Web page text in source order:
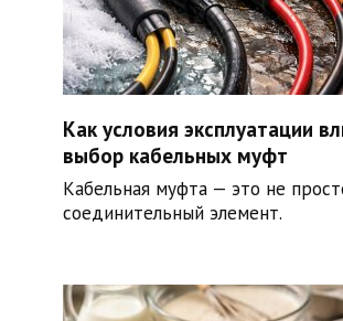
Как условия эксплуатации
выбор кабельных муфт
Кабельная муфта — это не
соединительный элемент.